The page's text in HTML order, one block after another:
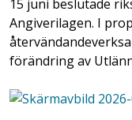
15 juni beslutade
Angiverilagen. I
förändring av